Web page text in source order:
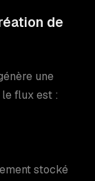
de
une
flux est :
stocké